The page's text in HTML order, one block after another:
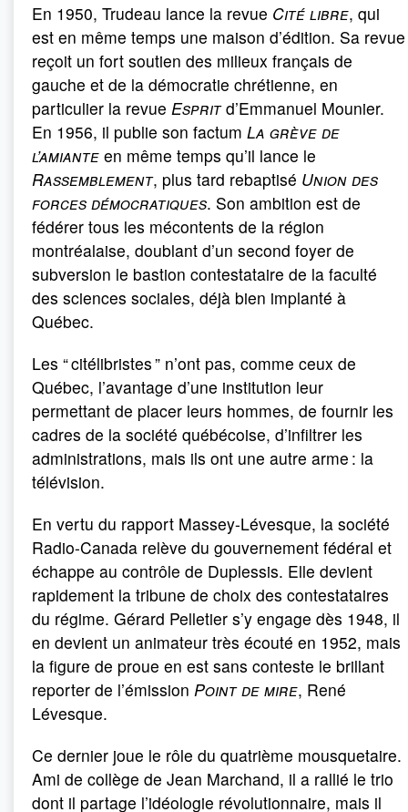
En 1950, Trudeau lance la revue Cité libre, qui
est en même temps une maison d’édition. Sa revue
reçoit un fort soutien des milieux français de
gauche et de la démocratie chrétienne, en
particulier la revue Espritd’Emmanuel Mounier.
En 1956, il publie son factum La grève de
l’amiante en même temps qu’il lance le
Rassemblement, plus tard rebaptisé Union des
forces démocratiques. Son ambition est de
fédérer tous les mécontents de la région
montréalaise, doublant d’un second foyer de
subversion le bastion contestataire de la faculté
des sciences sociales, déjà bien implanté à
Québec.
Les “ citélibristes ” n’ont pas, comme ceux de
Québec, l’avantage d’une institution leur
permettant de placer leurs hommes, de fournir les
cadres de la société québécoise, d’infiltrer les
administrations, mais ils ont une autre arme : la
télévision.
En vertu du rapport Massey-Lévesque, la société
Radio-Canada relève du gouvernement fédéral et
échappe au contrôle de Duplessis. Elle devient
rapidement la tribune de choix des contestataires
du régime. Gérard Pelletier s’y engage dès 1948, il
en devient un animateur très écouté en 1952, mais
la figure de proue en est sans conteste le brillant
reporter de l’émission Point de mire, René
Lévesque.
Ce dernier joue le rôle du quatrième mousquetaire.
Ami de collège de Jean Marchand, il a rallié le trio
dont il partage l’idéologie révolutionnaire, mais il